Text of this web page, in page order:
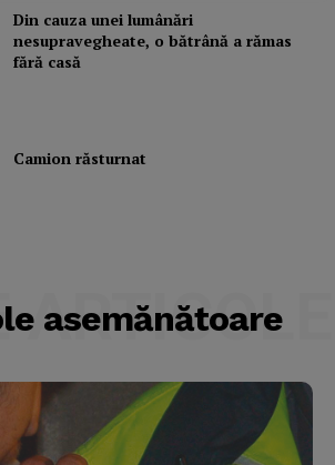
Din cauza unei lumânări
nesupravegheate, o bătrână a rămas
fără casă
Camion răsturnat
asemănătoare
ARTICOLE